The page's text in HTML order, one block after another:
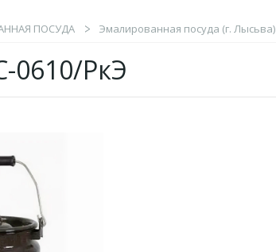
ПОСУДА Эмалированная посуда (г. Лысьва)
С-0610/РкЭ